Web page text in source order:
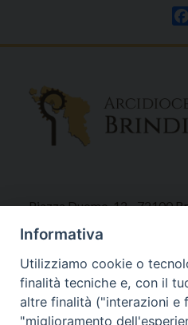
Piazza Duomo, 12 - 72100
Tel 0831.521958
Fax 0831.528315
Informativa
Utilizziamo cookie o
finalità tecniche e, con il
altre finalità ("interazioni e
"miglioramento